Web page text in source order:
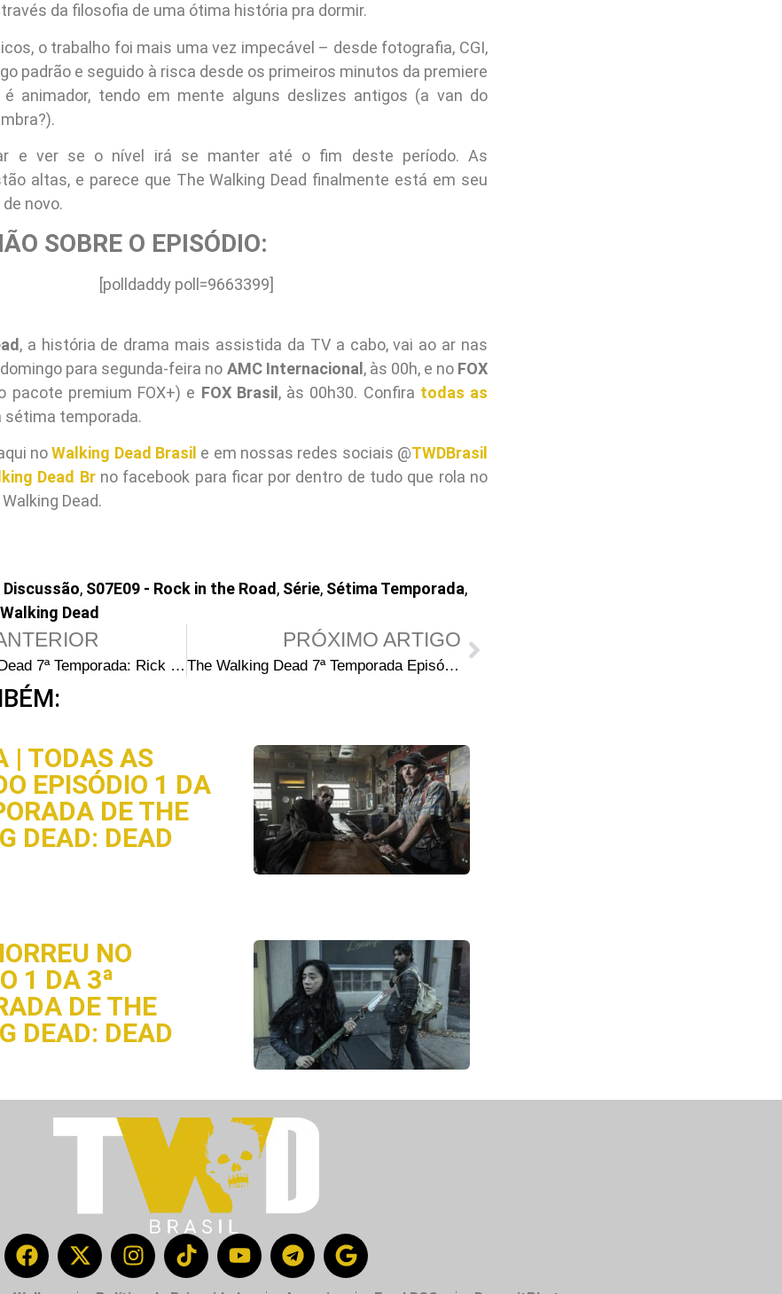
da filosofia de uma ótima história pra dormir.
o trabalho foi mais uma vez impecável – desde fotografia, CGI,
padrão e seguido à risca desde os primeiros minutos da premiere
é animador, tendo em mente alguns deslizes antigos (a van do
e ver se o nível irá se manter até o fim deste período. As
altas, e parece que The Walking Dead finalmente está em seu
novo.
SOBRE O EPISÓDIO:
[polldaddy poll=9663399]
, a história de drama mais assistida da TV a cabo, vai ao ar nas
para segunda-feira no AMC Internacional , às 00h, e no FOX
pacote premium FOX+) e FOX Brasil , às 00h30. Confira todas as
sétima temporada.
noWalking Dead Brasil e em nossas redes sociais @TWDBrasil
Dead Brno facebook para ficar por dentro de tudo que rola no
Dead.
Discussão, S07E09 - Rock in the Road, Série, Sétima Temporada,
Dead
The Walking Dead 7ª Temporada: Rick e os sobreviventes encontram explosivos em nova prévia do Episódio 9
PRÓXIMO ARTIGO
The Walking Dead 7ª Temporada Episódio 10 – New Best Friends
| TODAS AS
EPISÓDIO 1 DA
DE THE
DEAD: DEAD
NO
1 DA 3ª
DE THE
DEAD: DEAD